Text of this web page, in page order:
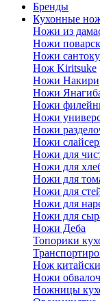
Бренды
Кухонные
Ножи из
Ножи
Ножи сантоку
Нож Kiritsuke
Ножи Накири
Ножи
Ножи
Ножи
Ножи
Ножи
Ножи для
Ножи для
Ножи для
Ножи для
Ножи для
Ножи для
Ножи Деба
Топорики
Нож
Ножи
Ножницы